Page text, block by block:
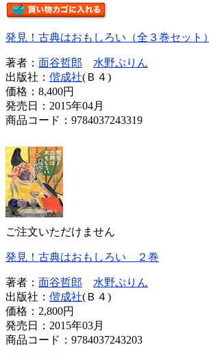
発見！古典はおもしろい（全３巻セット）
著者： 面谷哲郎
水野ぷりん
出版社： 偕成社(Ｂ４)
価格： 8,400円
発売日：2015年04月
商品コード：9784037243319
ご注文いただけません
発見！古典はおもしろい ２巻
著者： 面谷哲郎
水野ぷりん
出版社： 偕成社(Ｂ４)
価格： 2,800円
発売日：2015年03月
商品コード：9784037243203